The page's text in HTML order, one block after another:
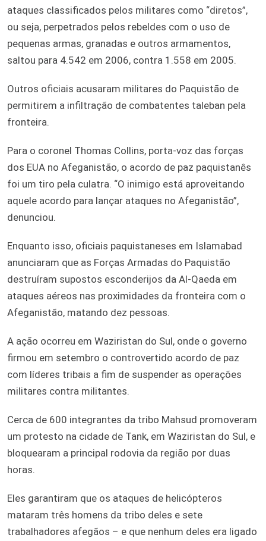
ataques classificados pelos militares como “diretos”,
ou seja, perpetrados pelos rebeldes com o uso de
pequenas armas, granadas e outros armamentos,
saltou para 4.542 em 2006, contra 1.558 em 2005.
Outros oficiais acusaram militares do Paquistão de
permitirem a infiltração de combatentes taleban pela
fronteira.
Para o coronel Thomas Collins, porta-voz das forças
dos EUA no Afeganistão, o acordo de paz paquistanês
foi um tiro pela culatra. “O inimigo está aproveitando
aquele acordo para lançar ataques no Afeganistão”,
denunciou.
Enquanto isso, oficiais paquistaneses em Islamabad
anunciaram que as Forças Armadas do Paquistão
destruíram supostos esconderijos da Al-Qaeda em
ataques aéreos nas proximidades da fronteira com o
Afeganistão, matando dez pessoas.
A ação ocorreu em Waziristan do Sul, onde o governo
firmou em setembro o controvertido acordo de paz
com líderes tribais a fim de suspender as operações
militares contra militantes.
Cerca de 600 integrantes da tribo Mahsud promoveram
um protesto na cidade de Tank, em Waziristan do Sul, e
bloquearam a principal rodovia da região por duas
horas.
Eles garantiram que os ataques de helicópteros
mataram três homens da tribo deles e sete
trabalhadores afegãos – e que nenhum deles era ligado